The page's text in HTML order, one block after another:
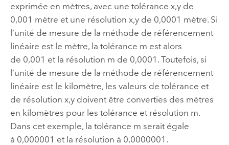
exprimée en mètres, avec une tolérance x,y de
0,001 mètre et une résolution x,y de 0,0001 mètre. Si
l’unité de mesure de la méthode de référencement
linéaire est le mètre, la tolérance m est alors
de 0,001 et la résolution m de 0,0001. Toutefois, si
l’unité de mesure de la méthode de référencement
linéaire est le kilomètre, les valeurs de tolérance et
de résolution x,y doivent être converties des mètres
en kilomètres pour les tolérance et résolution m.
Dans cet exemple, la tolérance m serait égale
à 0,000001 et la résolution à 0,0000001.